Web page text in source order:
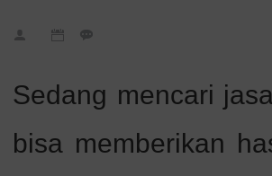
Sedang mencari
bisa memberikan